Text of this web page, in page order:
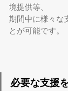
境提供等、
期間中に様々な
とが可能です。
必要な支援